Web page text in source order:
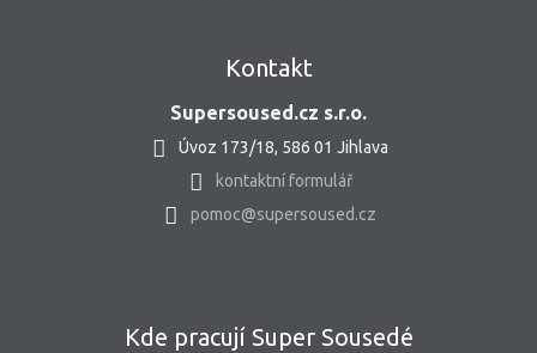
Kontakt
Supersoused.cz s.r.o.
Úvoz 173/18, 586 01 Jihlava
kontaktní formulář
pomoc@supersoused.cz
Kde pracují Super Sousedé